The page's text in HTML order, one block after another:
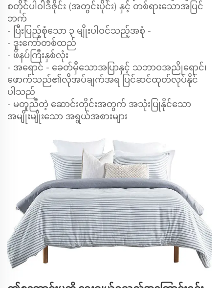
စတိုင်ပါဝါဒီဇိုင်း (အတွင်းပိုင်း) နှင့် တစ်ရားသောအပြင်
ဘက်
- ပြီးပြည့်စုံသော ၃ မျိုးပါဝင်သည့်အစုံ -
- ဒူးကော်တစ်ထည်
- ဖိနပ်ကြီးနှစ်လုံး
- အရောင် - ခေတ်မှီသောအပြာနှင့် သဘာဝအညိုရောင်၊
ဖောက်သည်၏လိုအပ်ချက်အရ ပြင်ဆင်ထုတ်လုပ်နိုင်
ပါသည်
- မတူညီတဲ့ ဆောင်းတိုင်းအတွက် အသုံးပြုနိုင်သော
အမျိုးမျိုးသော အရွယ်အစားများ